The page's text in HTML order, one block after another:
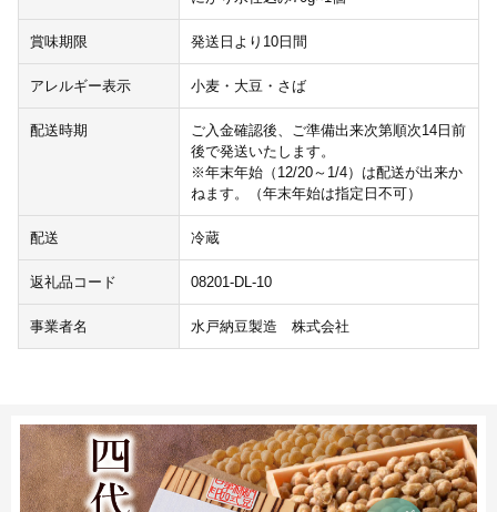
賞味期限 発送日より10日間
アレルギー表示 小麦・大豆・さば
配送時期
ご入金確認後、ご準備出来次第順次14日前
後で発送いたします。
※年末年始（12/20～1/4）は配送が出来か
ねます。（年末年始は指定日不可）
配送 冷蔵
返礼品コード 08201-DL-10
事業者名 水戸納豆製造 株式会社